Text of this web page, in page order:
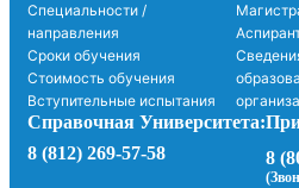
Специальности /
направления
Сроки обучения
Стоимость обучения
Вступительные испытания
Справочная Университета:
8 (812) 269-57-58
8